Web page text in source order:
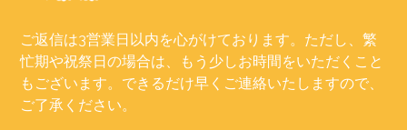
ご返信は3営業日以内を心がけております。ただし、繁
忙期や祝祭日の場合は、もう少しお時間をいただくこと
もございます。できるだけ早くご連絡いたしますので、
ご了承ください。